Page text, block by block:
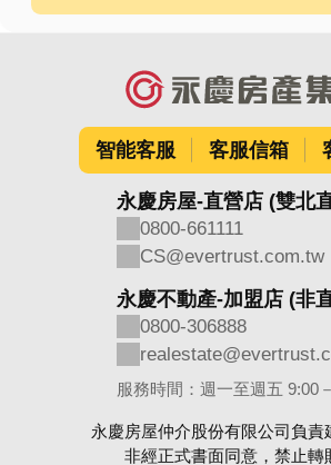
智能客服 客服信箱
永慶房屋-直營店 (雙北
0800-661111
CS@evertrust.com.tw
永慶不動產-加盟店 (非
0800-306888
服務時間：週一至週五 9:00
永慶房屋仲介股份有限公司負責
非經正式書面同意，禁止轉